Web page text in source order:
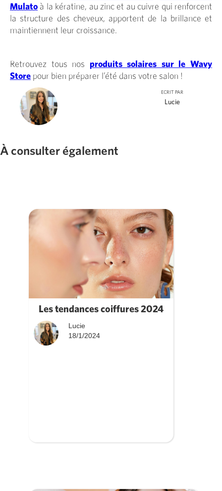
Mulato à la kératine, au zinc et au cuivre qui renforcent
la structure des cheveux, apportent de la brillance et
maintiennent leur croissance.
Retrouvez tous nos produits solaires sur le Wavy
Store pour bien préparer l’été dans votre salon !
ECRIT PAR
Lucie
À consulter également
Les tendances coiffures 2024
Lucie
18/1/2024